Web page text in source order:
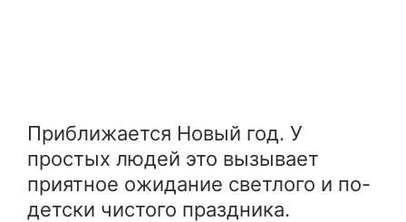
Приближается Новый год. У
простых людей это вызывает
приятное ожидание светлого и по-
детски чистого праздника.